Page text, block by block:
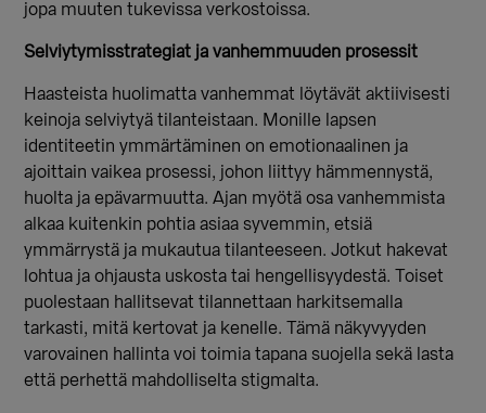
jopa muuten tukevissa verkostoissa.
Selviytymisstrategiat ja vanhemmuuden prosessit
Haasteista huolimatta vanhemmat löytävät aktiivisesti
keinoja selviytyä tilanteistaan. Monille lapsen
identiteetin ymmärtäminen on emotionaalinen ja
ajoittain vaikea prosessi, johon liittyy hämmennystä,
huolta ja epävarmuutta. Ajan myötä osa vanhemmista
alkaa kuitenkin pohtia asiaa syvemmin, etsiä
ymmärrystä ja mukautua tilanteeseen. Jotkut hakevat
lohtua ja ohjausta uskosta tai hengellisyydestä. Toiset
puolestaan hallitsevat tilannettaan harkitsemalla
tarkasti, mitä kertovat ja kenelle. Tämä näkyvyyden
varovainen hallinta voi toimia tapana suojella sekä lasta
että perhettä mahdolliselta stigmalta.